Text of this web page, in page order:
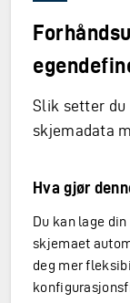
Slik setter
skjemadata
Hva gjør
Du kan lage
skjemaet
deg mer